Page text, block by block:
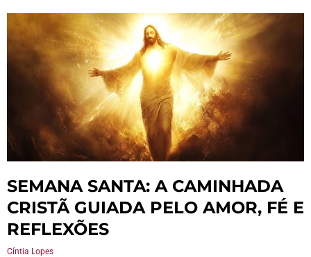
SEMANA SANTA: A CAMINHADA
CRISTÃ GUIADA PELO AMOR, FÉ E
REFLEXÕES
Cíntia Lopes